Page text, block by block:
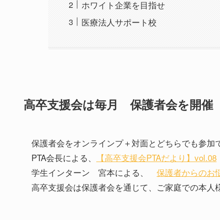
ホワイト企業を目指せ
医療法人サポート校
高卒支援会は毎月 保護者会を開催
保護者会をオンラインプ＋対面とどちらでも参
PTA会長による、
【高卒支援会PTAだより】vol.08
学生インターン 宮本による、 保護者からのお
高卒支援会は保護者会を通じて、ご家庭での本